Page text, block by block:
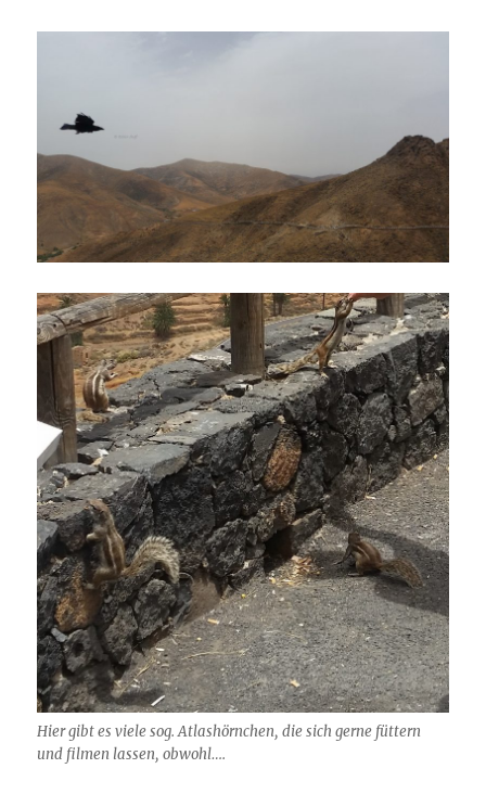
Hier gibt es viele sog. Atlashörnchen, die sich gerne füttern
und filmen lassen, obwohl….